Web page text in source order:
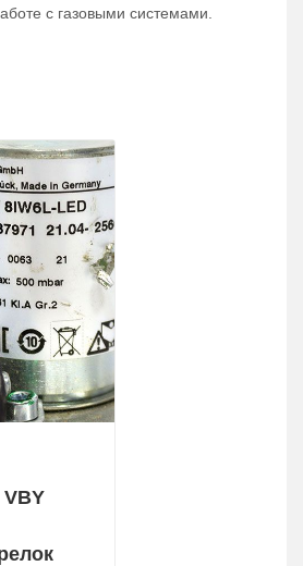
с газовыми системами.